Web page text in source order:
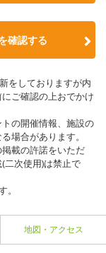
確認する
をしておりますが内
ご確認の上おでかけ
の開催情報、施設の
場合があります。
載の許諾をいただ
二次使用)は禁止で
地図・アクセス